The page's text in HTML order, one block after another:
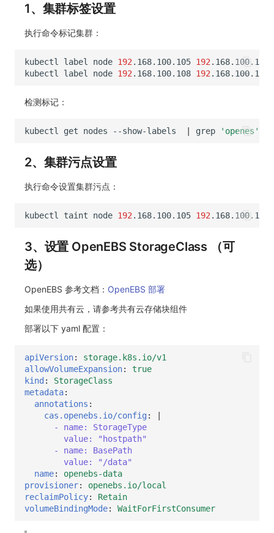
1、集群标签设置
执行命令标记集群：
kubectl label node 192 .168.100.105 192 .168.100.106
kubectl
label node 192 .168.100.108 192 .168.100.109
检测标记：
kubectl get nodes --show-labels | grep 'openes'
2、集群污点设置
执行命令设置集群污点：
kubectl taint node 192 .168.100.105 192 .168.100.106
3、设置 OpenEBS StorageClass （可
选）
OpenEBS 参考文档： OpenEBS 部署
如果使用共有云，请参考共有云存储块组件
部署以下 yaml 配置：
apiVersion:
storage.k8s.io/v1
allowVolumeExpansion:
true
kind :
StorageClass
metadata:
annotations :
cas.openebs.io/config :
|
- name: StorageType
value: "hostpath"
- name: BasePath
value: "/data"
name:
openebs-data
provisioner:
openebs.io/local
reclaimPolicy:
Retain
volumeBindingMode: WaitForFirstConsumer